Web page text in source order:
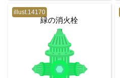
illust.14170
緑の消火栓